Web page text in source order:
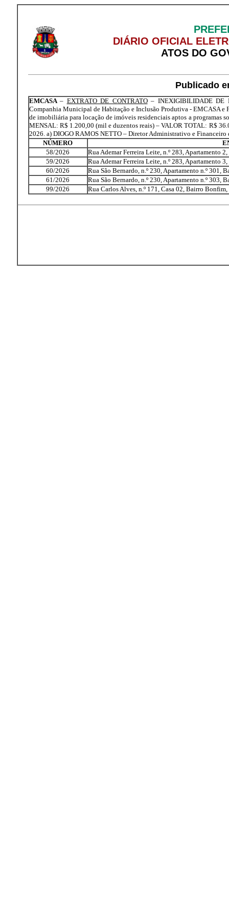
DIÁRIO OFICIAL
ATOS DO
Publicado
EMCASA– EXTRATO DE CONTRATO– INEXIGIBILIDADE DE
Companhia Municipal de Habitação e Inclusão Produtiva - EMCASA
de imobiliária para locação de imóveis residenciais aptos a
MENSAL: R$ 1.200,00 (mil e duzentos reais) – VALOR TOTAL: R$
2026. a) DIOGO RAMOS NETTO – Diretor Administrativo e Financeiro
NÚMERO
58/2026
Rua Ademar Ferreira Leite, n.º 283, Apartamento
59/2026
Rua Ademar Ferreira Leite, n.º 283, Apartamento
60/2026
Rua São Bernardo, n.º 230, Apartamento n.º 301,
61/2026
Rua São Bernardo, n.º 230, Apartamento n.º 303,
99/2026
Rua Carlos Alves, n.º 171, Casa 02, Bairro